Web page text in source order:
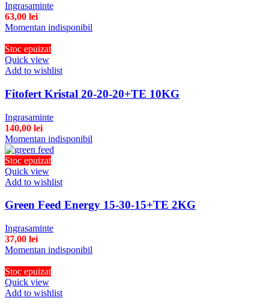
Ingrasaminte
63,00 lei
Momentan indisponibil
Stoc epuizat
Quick view
Add to wishlist
Fitofert Kristal 20-20-20+TE 10KG
Ingrasaminte
140,00 lei
Momentan indisponibil
Stoc epuizat
Quick view
Add to wishlist
Green Feed Energy 15-30-15+TE 2KG
Ingrasaminte
37,00 lei
Momentan indisponibil
Stoc epuizat
Quick view
Add to wishlist